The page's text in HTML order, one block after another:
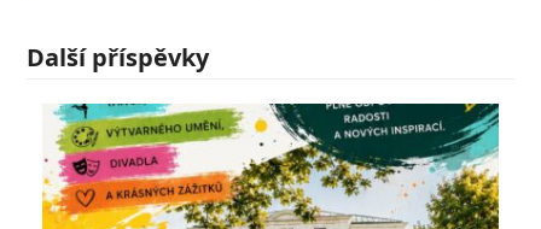
Další příspěvky